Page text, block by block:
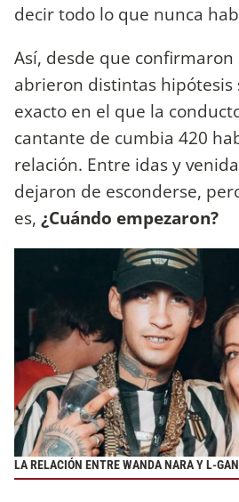
decir todo lo que nunca
Así, desde que confirmaron
abrieron distintas
exacto en el que la
cantante de cumbia 420
relación. Entre idas y
dejaron de esconderse,
es, ¿Cuándo empezaron?
LA RELACIÓN ENTRE WANDA NARA Y L-